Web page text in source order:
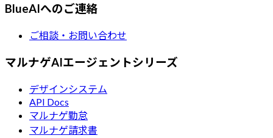
BlueAIへのご連絡
ご相談・お問い合わせ
マルナゲAIエージェントシリーズ
デザインシステム
API Docs
マルナゲ勤怠
マルナゲ請求書